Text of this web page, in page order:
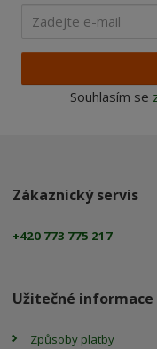
Souhlasím se
Zákaznický servis
+420 773 775 217
Užitečné informace
Způsoby platby